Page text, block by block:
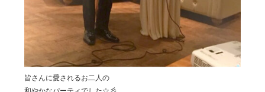
皆さんに愛されるお二人の